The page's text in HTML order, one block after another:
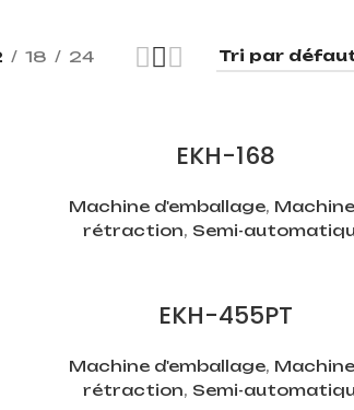
18 24
EKH-168
Machine d'emballage,
rétraction, Semi-
EKH-455PT
Machine d'emballage,
rétraction, Semi-